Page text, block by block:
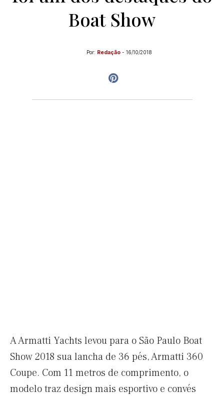
Boat Show
Por: Redação - 16/10/2018
A Armatti Yachts levou para o São Paulo Boat
Show 2018 sua lancha de 36 pés, Armatti 360
Coupe. Com 11 metros de comprimento, o
modelo traz design mais esportivo e convés